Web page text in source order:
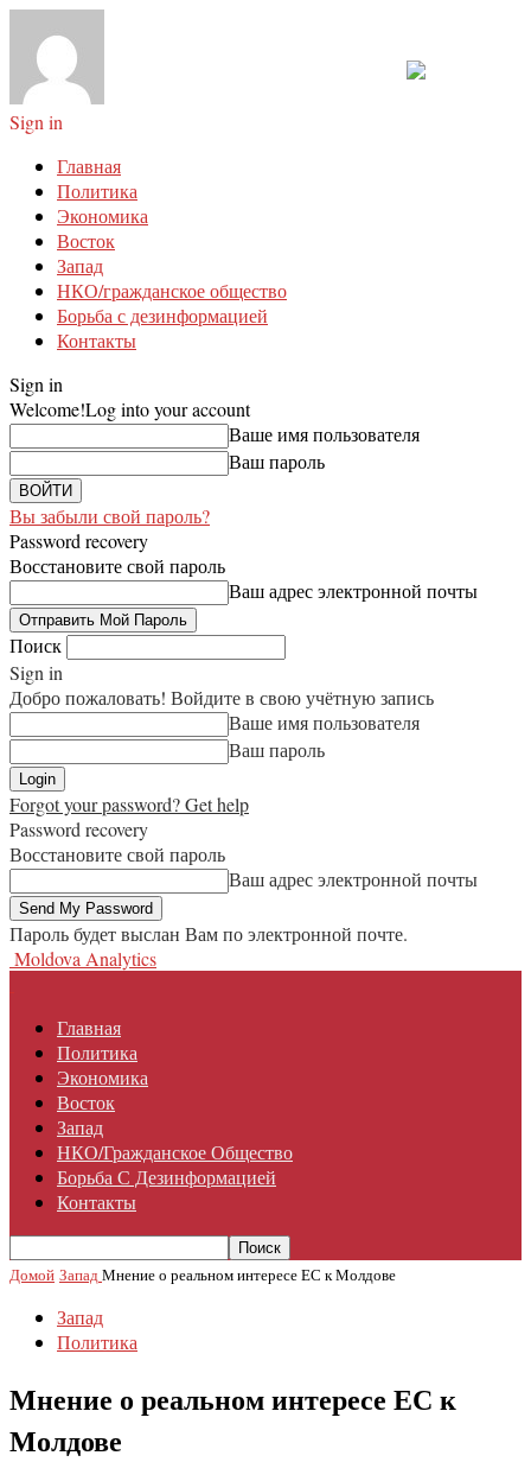
Sign in
Главная
Политика
Экономика
Восток
Запад
НКО/гражданское общество
Борьба с дезинформацией
Контакты
Sign in
Welcome!Log into your account
Ваше имя пользователя
Ваш пароль
Вы забыли свой пароль?
Password recovery
Восстановите свой пароль
Ваш адрес электронной почты
Поиск
Sign in
Добро пожаловать! Войдите в свою учётную запись
Ваше имя пользователя
Ваш пароль
Forgot your password? Get help
Password recovery
Восстановите свой пароль
Ваш адрес электронной почты
Пароль будет выслан Вам по электронной почте.
Moldova Analytics
Главная
Политика
Экономика
Восток
Запад
НКО/гражданское Общество
Борьба С Дезинформацией
Контакты
Домой Запад Мнение о реальном интересе ЕС к Молдове
Запад
Политика
Мнение о реальном интересе ЕС к
Молдове